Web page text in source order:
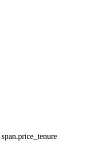
span.price_tenure